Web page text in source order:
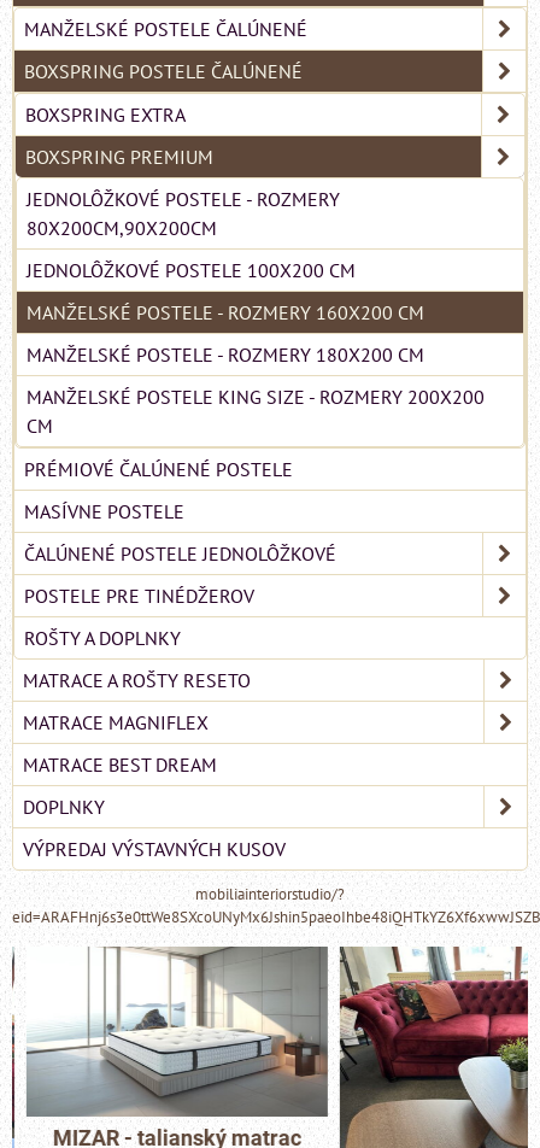
MANŽELSKÉ POSTELE ČALÚNENÉ
BOXSPRING POSTELE ČALÚNENÉ
BOXSPRING EXTRA
BOXSPRING PREMIUM
JEDNOLÔŽKOVÉ POSTELE - ROZMERY
80X200CM,90X200CM
JEDNOLÔŽKOVÉ POSTELE 100X200 CM
MANŽELSKÉ POSTELE - ROZMERY 160X200 CM
MANŽELSKÉ POSTELE - ROZMERY 180X200 CM
MANŽELSKÉ POSTELE KING SIZE - ROZMERY 200X200
CM
PRÉMIOVÉ ČALÚNENÉ POSTELE
MASÍVNE POSTELE
ČALÚNENÉ POSTELE JEDNOLÔŽKOVÉ
POSTELE PRE TINÉDŽEROV
ROŠTY A DOPLNKY
MATRACE A ROŠTY RESETO
MATRACE MAGNIFLEX
MATRACE BEST DREAM
DOPLNKY
VÝPREDAJ VÝSTAVNÝCH KUSOV
mobiliainteriorstudio/?
MIZAR - talianský matrac